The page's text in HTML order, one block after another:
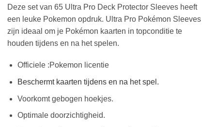
Deze set van 65 Ultra Pro Deck Protector Sleeves heeft
een leuke Pokemon opdruk. Ultra Pro Pokémon Sleeves
zijn ideaal om je Pokémon kaarten in topconditie te
houden tijdens en na het spelen.
Officiele :Pokemon licentie
Beschermt kaarten tijdens en na het spel.
Voorkomt gebogen hoekjes.
Optimale doorzichtigheid.